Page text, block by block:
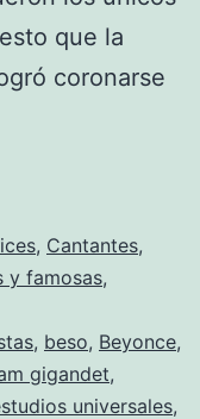
que la
coronarse
, Cantantes,
y famosas,
, beso, Beyonce,
gigandet,
universales,